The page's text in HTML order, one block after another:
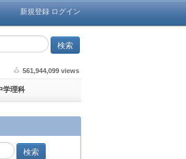
新規登録 ログイン
561,944,099 views
学理科